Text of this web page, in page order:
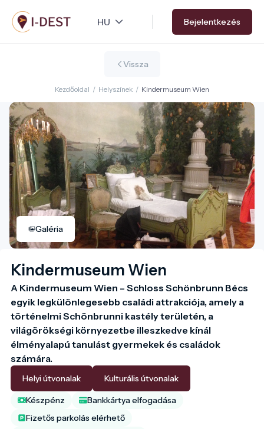
Ugrás
a
tartalomra
Bejelentkezés
Vissza
Kezdőoldal / Helyszínek / Kindermuseum Wien
Galéria
Kindermuseum Wien
A Kindermuseum Wien – Schloss Schönbrunn Bécs
egyik legkülönlegesebb családi attrakciója, amely a
történelmi Schönbrunni kastély területén, a
világörökségi környezetbe illeszkedve kínál
élményalapú tanulást gyermekek és családok
számára.
Helyi útvonalak Kulturális útvonalak
Készpénz
Bankkártya elfogadása
Fizetős parkolás elérhető